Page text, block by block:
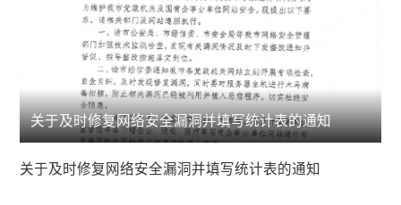
关于及时修复网络安全漏洞并填写统计表的通知
关于及时修复网络安全漏洞并填写统计表的通知